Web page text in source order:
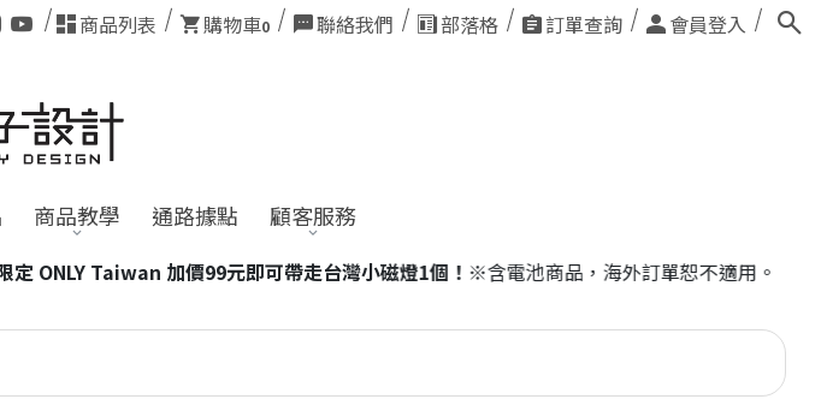
商品列表 購物車0 聯絡我們 部落格 訂單查詢 會員登入
商品教學 通路據點 顧客服務
1個！※含電池商品，海外訂單恕不適用。